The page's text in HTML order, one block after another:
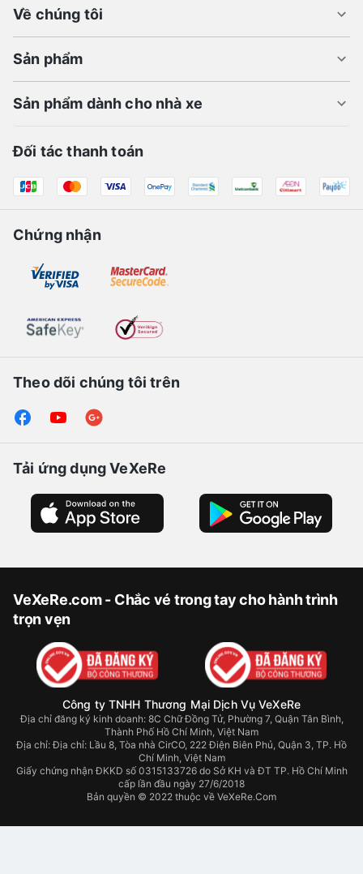
Về chúng tôi
Sản phẩm
Sản phẩm dành cho nhà xe
Đối tác thanh toán
Chứng nhận
Theo dõi chúng tôi trên
Tải ứng dụng VeXeRe
VeXeRe.com - Chắc vé trong tay cho hành trình
trọn vẹn
Công ty TNHH Thương Mại Dịch Vụ VeXeRe
Địa chỉ đăng ký kinh doanh: 8C Chữ Đồng Tử, Phường 7, Quận Tân Bình,
Thành Phố Hồ Chí Minh, Việt Nam
Địa chỉ:Địa chỉ: Lầu 8, Tòa nhà CirCO, 222 Điện Biên Phủ, Quận 3, TP. Hồ
Chí Minh, Việt Nam
Giấy chứng nhận ĐKKD số 0315133726 do Sở KH và ĐT TP. Hồ Chí Minh
cấp lần đầu ngày 27/6/2018
Bản quyền © 2022 thuộc về VeXeRe.Com